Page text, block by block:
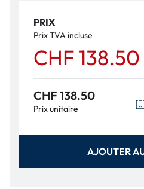
PRIX
Prix TVA incluse
CHF 138.50
CHF 138.50
Prix unitaire
AJOUTER